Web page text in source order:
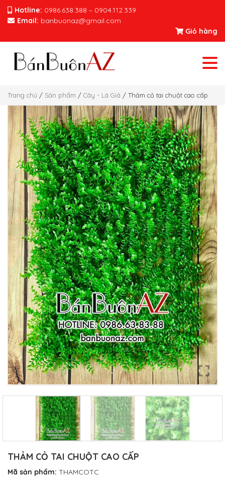
Hotline: 0986.638.388 – 0904.112.339
Email: banbuonaz@gmail.com
Giỏ hàng
Trang chủ / Sản phẩm / Cây - Lá Giả / Thảm cỏ tai chuột cao cấp
THẢM CỎ TAI CHUỘT CAO CẤP
Mã sản phẩm: THAMCOTC